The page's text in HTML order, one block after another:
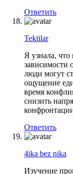
Ответить
Tektilar
Я узнала, что
зависимости
люди могут
ощущение
время
снизить
Ответить
4ika bez nika
Изучение